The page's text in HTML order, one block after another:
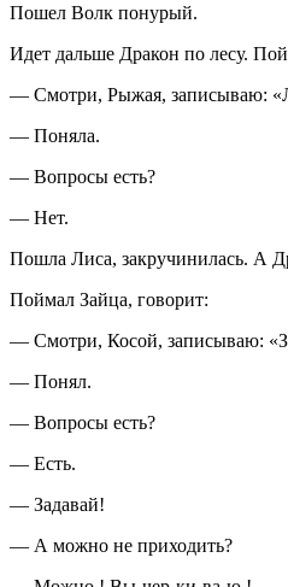
Пошел Волк понурый.
Идет дальше Дракон по лесу.
— Смотри, Рыжая, записываю:
— Поняла.
— Вопросы есть?
— Hет.
Пошла Лиса, закручинилась. А
Поймал Зайца, говорит:
— Смотри, Косой, записываю:
— Понял.
— Вопросы есть?
— Есть.
— Задавай!
— А можно не приходить?